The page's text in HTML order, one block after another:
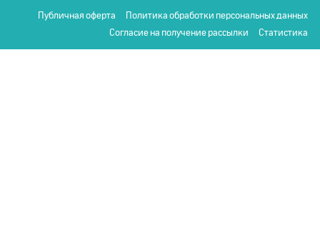
Публичная оферта
Политика обработки персональных данных
Согласие на получение рассылки
Статистика